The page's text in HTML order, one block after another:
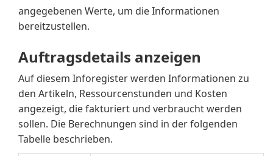
angegebenen Werte, um die Informationen
bereitzustellen.
Auftragsdetails anzeigen
Auf diesem Inforegister werden Informationen zu
den Artikeln, Ressourcenstunden und Kosten
angezeigt, die fakturiert und verbraucht werden
sollen. Die Berechnungen sind in der folgenden
Tabelle beschrieben.